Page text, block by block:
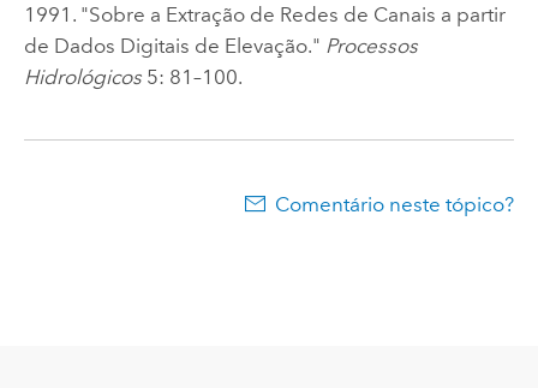
1991. "Sobre a Extração de Redes de Canais a partir
de Dados Digitais de Elevação." Processos
Hidrológicos5: 81–100.
Comentário neste tópico?